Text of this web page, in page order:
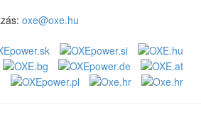
oxe@oxe.hu